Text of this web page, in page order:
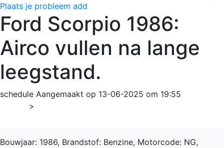
Plaats je probleem add
Ford Scorpio 1986:
Airco vullen na lange
leegstand.
schedule Aangemaakt op 13-06-2025 om 19:55
>
Bouwjaar: 1986, Brandstof: Benzine, Motorcode: NG,